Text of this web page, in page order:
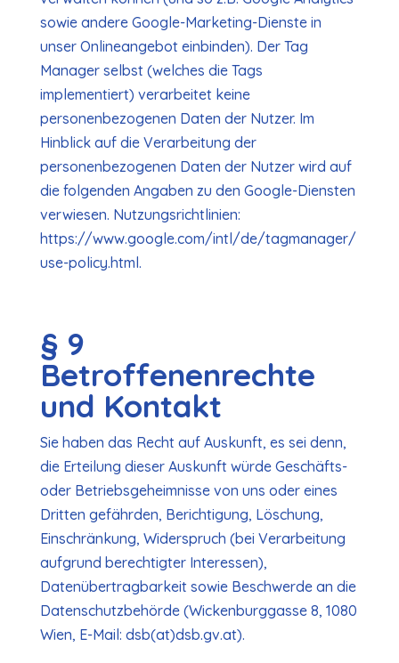
sowie andere Google-Marketing-Dienste in
unser Onlineangebot einbinden). Der Tag
Manager selbst (welches die Tags
implementiert) verarbeitet keine
personenbezogenen Daten der Nutzer. Im
Hinblick auf die Verarbeitung der
personenbezogenen Daten der Nutzer wird auf
die folgenden Angaben zu den Google-Diensten
verwiesen. Nutzungsrichtlinien:
https://www.google.com/intl/de/tagmanager/
use-policy.html.
§ 9
Betroffenenrechte
und Kontakt
Sie haben das Recht auf Auskunft, es sei denn,
die Erteilung dieser Auskunft würde Geschäfts-
oder Betriebsgeheimnisse von uns oder eines
Dritten gefährden, Berichtigung, Löschung,
Einschränkung, Widerspruch (bei Verarbeitung
aufgrund berechtigter Interessen),
Datenübertragbarkeit sowie Beschwerde an die
Datenschutzbehörde (Wickenburggasse 8, 1080
Wien, E-Mail: dsb(at)dsb.gv.at).